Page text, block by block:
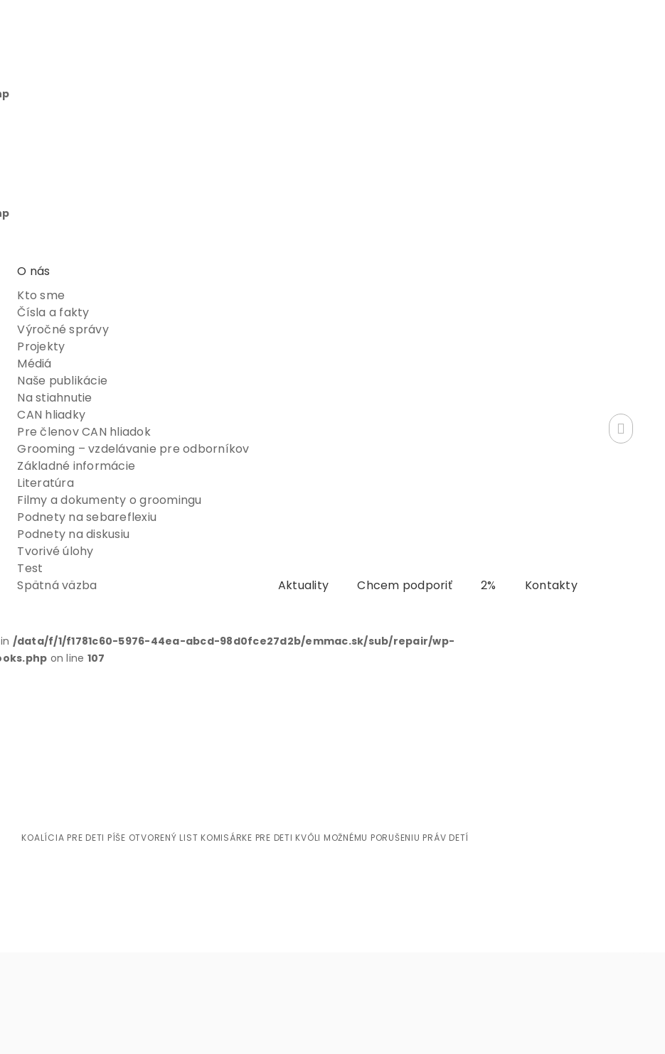
O nás
Kto sme
Čísla a fakty
Výročné správy
Projekty
Médiá
Naše publikácie
Na stiahnutie
CAN hliadky
Pre členov CAN hliadok
Grooming – vzdelávanie pre odborníkov
Základné informácie
Literatúra
Filmy a dokumenty o groomingu
Podnety na sebareflexiu
Podnety na diskusiu
Tvorivé úlohy
Test
Spätná väzba
Aktuality Chcem podporiť 2% Kontakty
/data/f/1/f1781c60-5976-44ea-abcd-98d0fce27d2b/emmac.sk/sub/repair/wp-
on line 107
KOALÍCIA PRE DETI PÍŠE OTVORENÝ LIST KOMISÁRKE PRE DETI KVÔLI MOŽNÉMU PORUŠENIU PRÁV DETÍ